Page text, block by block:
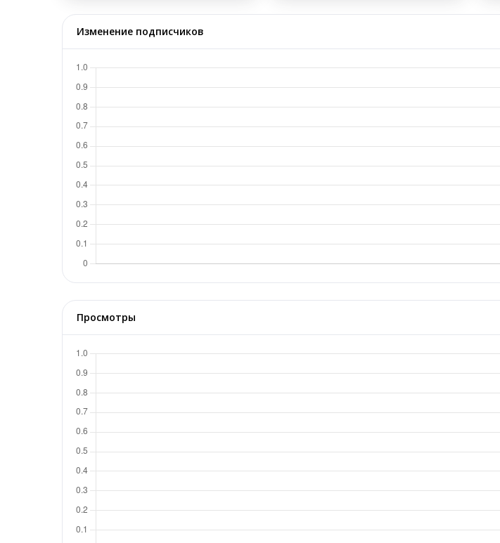
Изменение подписчиков
Просмотры